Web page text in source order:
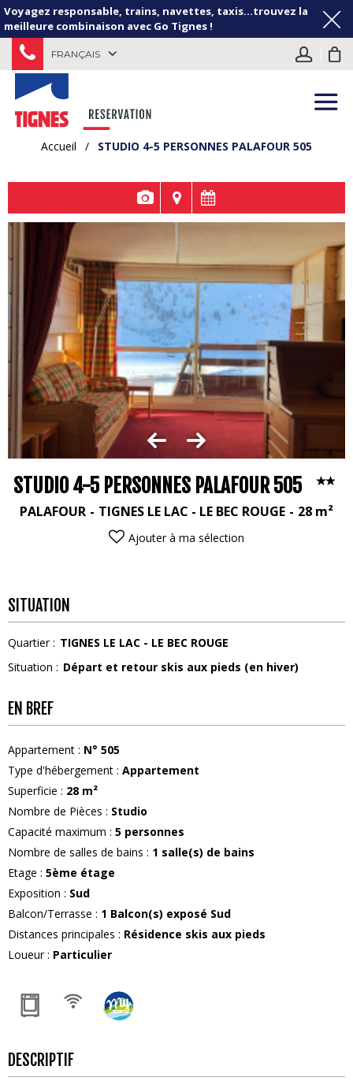
Voyagez responsable, trains, navettes, taxis...trouvez la
meilleure combinaison avec Go Tignes !
FRANÇAIS
Accueil / STUDIO 4-5 PERSONNES PALAFOUR 505
STUDIO 4-5 PERSONNES PALAFOUR 505
PALAFOUR TIGNES LE LAC - LE BEC ROUGE 28 m²
Ajouter à ma sélection
SITUATION
Quartier : TIGNES LE LAC - LE BEC ROUGE
Situation : Départ et retour skis aux pieds (en hiver)
EN BREF
Appartement : N° 505
Type d'hébergement : Appartement
Superficie : 28 m²
Nombre de Pièces : Studio
Capacité maximum : 5 personnes
Nombre de salles de bains : 1 salle(s) de bains
Etage : 5ème étage
Exposition : Sud
Balcon/Terrasse : 1 Balcon(s) exposé Sud
Distances principales : Résidence skis aux pieds
Loueur: Particulier
DESCRIPTIF